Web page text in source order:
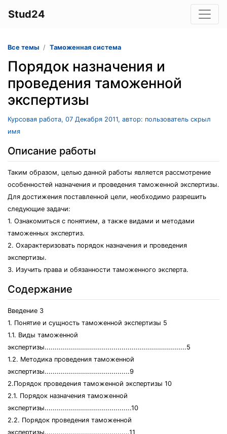
Stud24
Все темы Таможенная система
Порядок назначения и
проведения таможенной
экспертизы
Курсовая работа, 07 Декабря 2011, автор: пользователь скрыл
имя
Описание работы
Таким образом, целью данной работы является рассмотрение
особенностей назначения и проведения таможенной экспертизы.
Для достижения поставленной цели, необходимо разрешить
следующие задачи:
1. Ознакомиться с понятием, а также видами и методами
таможенных экспертиз.
2. Охарактеризовать порядок назначения и проведения
экспертизы.
3. Изучить права и обязанности таможенного эксперта.
Содержание
Введение 3
1. Понятие и сущность таможенной экспертизы 5
1.1. Виды таможенной
экспертизы......................................................................5
1.2. Методика проведения таможенной
экспертизы..........................................9
2.Порядок проведения таможенной экспертизы 10
2.1. Порядок назначения таможенной
экспертизы...........................................10
2.2. Порядок проведения таможенной
экспертизы..........................................11